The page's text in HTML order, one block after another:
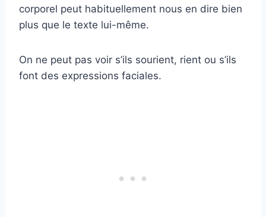
corporel peut habituellement nous en dire bien
plus que le texte lui-même.
On ne peut pas voir s’ils sourient, rient ou s’ils
font des expressions faciales.